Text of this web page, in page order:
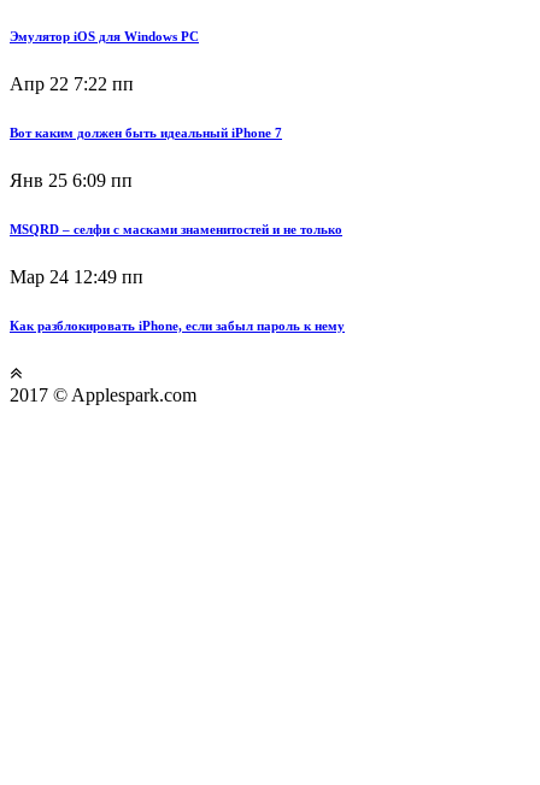
Эмулятор iOS для Windows PC
Апр 22 7:22 пп
Вот каким должен быть идеальный iPhone 7
Янв 25 6:09 пп
MSQRD – селфи с масками знаменитостей и не только
Мар 24 12:49 пп
Как разблокировать iPhone, если забыл пароль к нему
2017 © Applespark.com